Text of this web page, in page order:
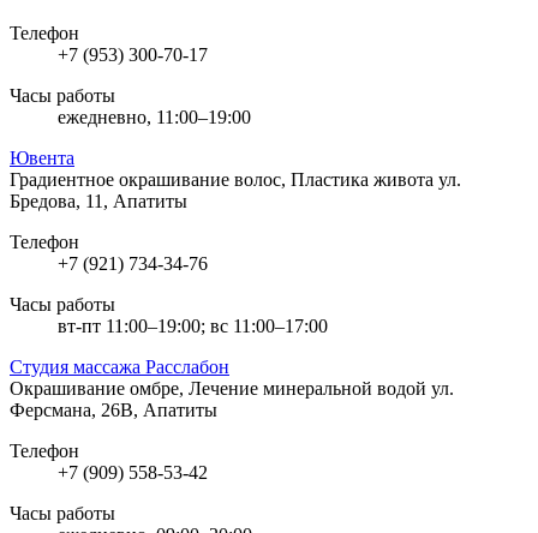
Телефон
+7 (953) 300-70-17
Часы работы
ежедневно, 11:00–19:00
Ювента
Градиентное окрашивание волос, Пластика живота ул.
Бредова, 11, Апатиты
Телефон
+7 (921) 734-34-76
Часы работы
вт-пт 11:00–19:00; вс 11:00–17:00
Студия массажа Расслабон
Окрашивание омбре, Лечение минеральной водой ул.
Ферсмана, 26В, Апатиты
Телефон
+7 (909) 558-53-42
Часы работы